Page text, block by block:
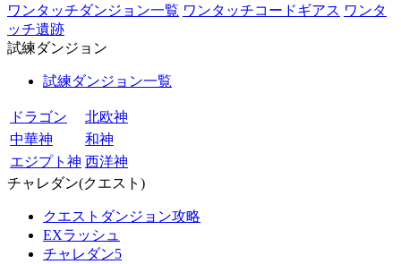
ワンタッチダンジョン一覧 ワンタッチコードギアス ワンタ
ッチ遺跡
試練ダンジョン
試練ダンジョン一覧
ドラゴン
北欧神
中華神
和神
エジプト神 西洋神
チャレダン(クエスト)
クエストダンジョン攻略
EXラッシュ
チャレダン5